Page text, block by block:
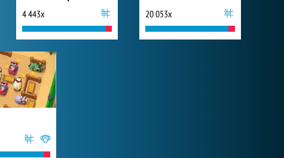
4 443x 20 053x